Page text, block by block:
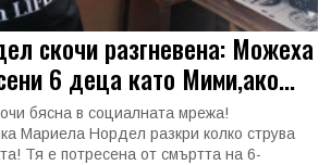
скочи разгневена: Можеха
6 деца като Мими,ако...
бясна в социалната мрежа!
Мариела Нордел разкри колко струва
Тя е потресена от смъртта на 6-